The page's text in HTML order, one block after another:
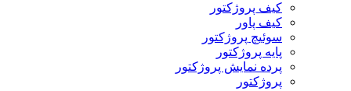
کیف پروژکتور
کیف پاور
سوئیچ پروژکتور
پایه پروژکتور
پرده نمایش پروژکتور
پروژکتور